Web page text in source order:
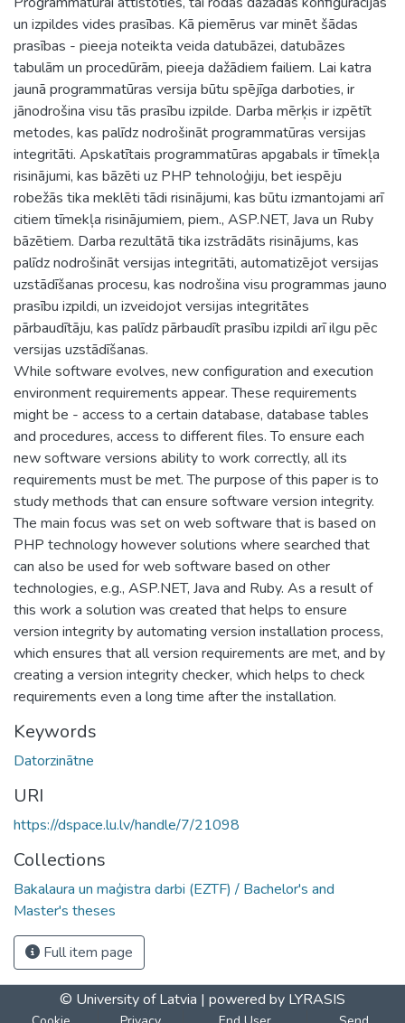
un izpildes vides prasības. Kā piemērus var minēt šādas
prasības - pieeja noteikta veida datubāzei, datubāzes
tabulām un procedūrām, pieeja dažādiem failiem. Lai katra
jaunā programmatūras versija būtu spējīga darboties, ir
jānodrošina visu tās prasību izpilde. Darba mērķis ir izpētīt
metodes, kas palīdz nodrošināt programmatūras versijas
integritāti. Apskatītais programmatūras apgabals ir tīmekļa
risinājumi, kas bāzēti uz PHP tehnoloģiju, bet iespēju
robežās tika meklēti tādi risinājumi, kas būtu izmantojami arī
citiem tīmekļa risinājumiem, piem., ASP.NET, Java un Ruby
bāzētiem. Darba rezultātā tika izstrādāts risinājums, kas
palīdz nodrošināt versijas integritāti, automatizējot versijas
uzstādīšanas procesu, kas nodrošina visu programmas jauno
prasību izpildi, un izveidojot versijas integritātes
pārbaudītāju, kas palīdz pārbaudīt prasību izpildi arī ilgu pēc
versijas uzstādīšanas.
While software evolves, new configuration and execution
environment requirements appear. These requirements
might be - access to a certain database, database tables
and procedures, access to different files. To ensure each
new software versions ability to work correctly, all its
requirements must be met. The purpose of this paper is to
study methods that can ensure software version integrity.
The main focus was set on web software that is based on
PHP technology however solutions where searched that
can also be used for web software based on other
technologies, e.g., ASP.NET, Java and Ruby. As a result of
this work a solution was created that helps to ensure
version integrity by automating version installation process,
which ensures that all version requirements are met, and by
creating a version integrity checker, which helps to check
requirements even a long time after the installation.
Keywords
Datorzinātne
URI
https://dspace.lu.lv/handle/7/21098
Collections
Bakalaura un maģistra darbi (EZTF) / Bachelor's and
Master's theses
Full item page
© University of Latvia | powered by LYRASIS